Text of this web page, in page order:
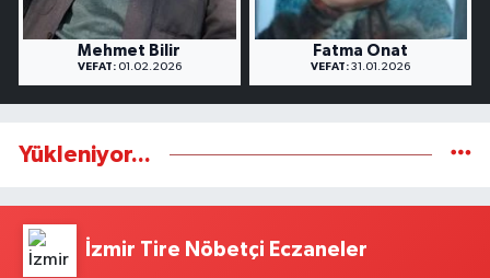
Mehmet Bilir
VEFAT:01.02.2026
Fatma Onat
VEFAT: 31.01.2026
Yükleniyor...
İzmir Tire Nöbetçi Eczaneler